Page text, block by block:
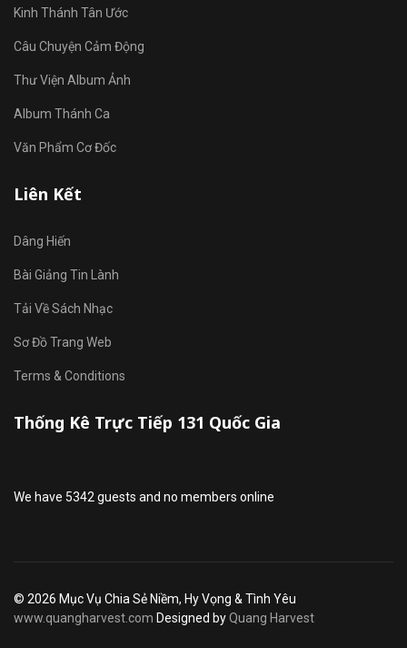
Kinh Thánh Tân Ước
Câu Chuyện Cảm Động
Thư Viện Album Ảnh
Album Thánh Ca
Văn Phẩm Cơ Đốc
Liên Kết
Dâng Hiến
Bài Giảng Tin Lành
Tải Về Sách Nhạc
Sơ Đồ Trang Web
Terms & Conditions
Thống Kê Trực Tiếp 131 Quốc Gia
We have 5342 guests and no members online
© 2026 Mục Vụ Chia Sẻ Niềm, Hy Vọng & Tình Yêu
www.quangharvest.com Designed byQuang Harvest